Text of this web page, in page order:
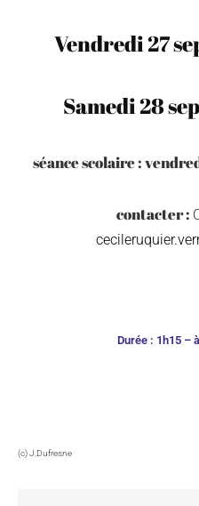
Vendredi 27
Samedi 28
séance scolaire :
contacter :
Durée : 1h15 –
(c) J.Dufresne